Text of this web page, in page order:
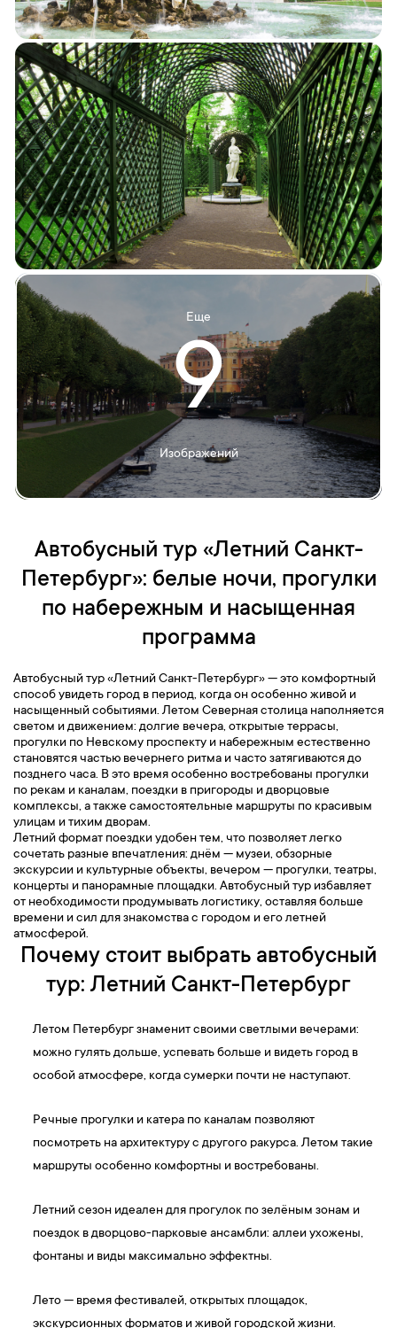
Еще
9
Изображений
Автобусный тур «Летний Санкт-
Петербург»: белые ночи, прогулки
по набережным и насыщенная
программа
Автобусный тур «Летний Санкт-Петербург» — это комфортный
способ увидеть город в период, когда он особенно живой и
насыщенный событиями. Летом Северная столица наполняется
светом и движением: долгие вечера, открытые террасы,
прогулки по Невскому проспекту и набережным естественно
становятся частью вечернего ритма и часто затягиваются до
позднего часа. В это время особенно востребованы прогулки
по рекам и каналам, поездки в пригороды и дворцовые
комплексы, а также самостоятельные маршруты по красивым
улицам и тихим дворам.
Летний формат поездки удобен тем, что позволяет легко
сочетать разные впечатления: днём — музеи, обзорные
экскурсии и культурные объекты, вечером — прогулки, театры,
концерты и панорамные площадки. Автобусный тур избавляет
от необходимости продумывать логистику, оставляя больше
времени и сил для знакомства с городом и его летней
атмосферой.
Почему стоит выбрать автобусный
тур: Летний Санкт-Петербург
Летом Петербург знаменит своими светлыми вечерами:
можно гулять дольше, успевать больше и видеть город в
особой атмосфере, когда сумерки почти не наступают.
Речные прогулки и катера по каналам позволяют
посмотреть на архитектуру с другого ракурса. Летом такие
маршруты особенно комфортны и востребованы.
Летний сезон идеален для прогулок по зелёным зонам и
поездок в дворцово-парковые ансамбли: аллеи ухожены,
фонтаны и виды максимально эффектны.
Лето — время фестивалей, открытых площадок,
экскурсионных форматов и живой городской жизни.